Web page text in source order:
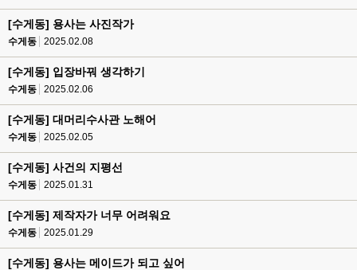
[수게동] 용사는 사진작가
수게동 2025.02.08
[수게동] 입장바꿔 생각하기
수게동 2025.02.06
[수게동] 대머리수사관 노해어
수게동 2025.02.05
[수게동] 사건의 지평선
수게동 2025.01.31
[수게동] 제작자가 너무 어려워요
수게동 2025.01.29
[수게동] 용사는 메이드가 되고 싶어